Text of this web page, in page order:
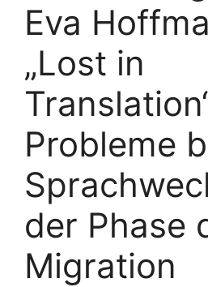
Eva
„Lost in
Probleme
der Phase
Migration